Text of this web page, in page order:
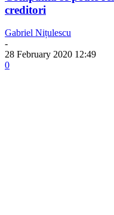
creditori
Gabriel Nițulescu
-
28 February 2020 12:49
0